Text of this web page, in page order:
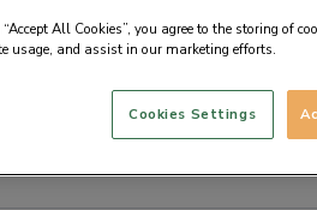
All Cookies”, you agree to the storing of
usage, and assist in our marketing efforts.
Cookies Settings